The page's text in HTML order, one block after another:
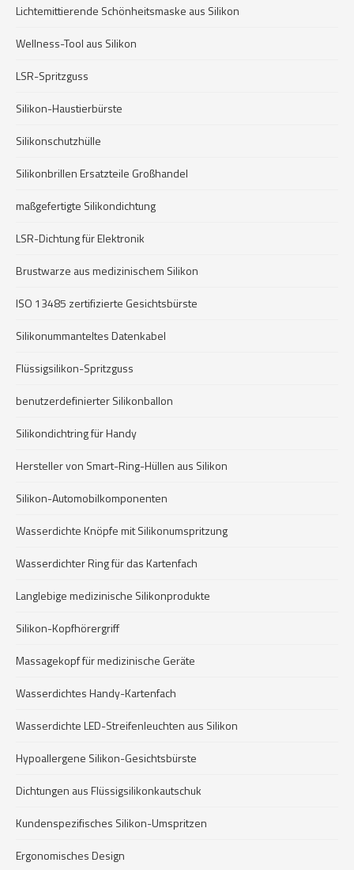
Lichtemittierende Schönheitsmaske aus Silikon
Wellness-Tool aus Silikon
LSR-Spritzguss
Silikon-Haustierbürste
Silikonschutzhülle
Silikonbrillen Ersatzteile Großhandel
maßgefertigte Silikondichtung
LSR-Dichtung für Elektronik
Brustwarze aus medizinischem Silikon
ISO 13485 zertifizierte Gesichtsbürste
Silikonummanteltes Datenkabel
Flüssigsilikon-Spritzguss
benutzerdefinierter Silikonballon
Silikondichtring für Handy
Hersteller von Smart-Ring-Hüllen aus Silikon
Silikon-Automobilkomponenten
Wasserdichte Knöpfe mit Silikonumspritzung
Wasserdichter Ring für das Kartenfach
Langlebige medizinische Silikonprodukte
Silikon-Kopfhörergriff
Massagekopf für medizinische Geräte
Wasserdichtes Handy-Kartenfach
Wasserdichte LED-Streifenleuchten aus Silikon
Hypoallergene Silikon-Gesichtsbürste
Dichtungen aus Flüssigsilikonkautschuk
Kundenspezifisches Silikon-Umspritzen
Ergonomisches Design